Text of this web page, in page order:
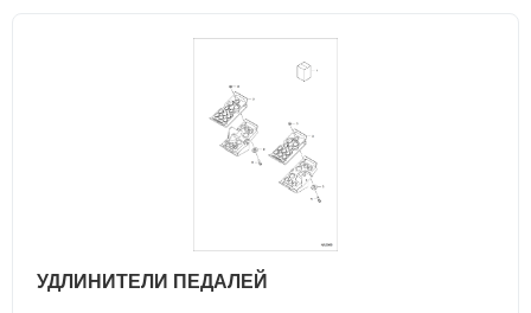
УДЛИНИТЕЛИ ПЕДАЛЕЙ